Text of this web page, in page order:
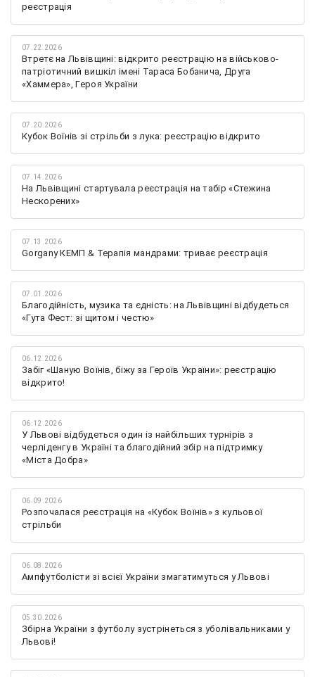
реєстрація
07.22.2026
Втретє на Львівщині: відкрито реєстрацію на військово-
патріотичний вишкіл імені Тараса Бобанича, Друга
«Хаммера», Героя України
07.20.2026
Кубок Воїнів зі стрільби з лука: реєстрацію відкрито
07.14.2026
На Львівщині стартувала реєстрація на табір «Стежина
Нескорених»
07.13.2026
Gorgany КЕМП & Терапія мандрами: триває реєстрація
07.01.2026
Благодійність, музика та єдність: на Львівщині відбудеться
«Гута Фест: зі щитом і честю»
06.12.2026
Забіг «Шаную Воїнів, біжу за Героїв України»: реєстрацію
відкрито!
06.12.2026
У Львові відбудеться один із найбільших турнірів з
черліденгу в Україні та благодійний збір на підтримку
«Міста Добра»
06.09.2026
Розпочалася реєстрація на «Кубок Воїнів» з кульової
стрільби
06.08.2026
Ампфутболісти зі всієї України змагатимуться у Львові
05.30.2026
Збірна України з футболу зустрінеться з уболівальниками у
Львові!